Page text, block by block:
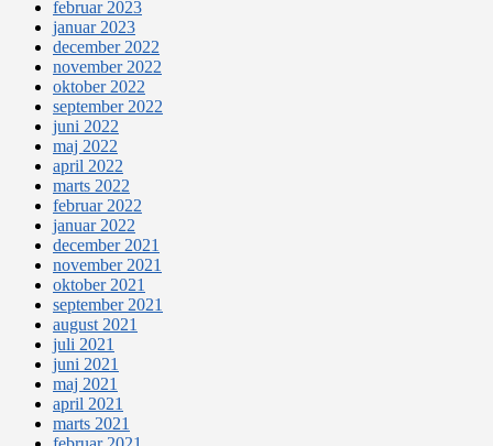
februar 2023
januar 2023
december 2022
november 2022
oktober 2022
september 2022
juni 2022
maj 2022
april 2022
marts 2022
februar 2022
januar 2022
december 2021
november 2021
oktober 2021
september 2021
august 2021
juli 2021
juni 2021
maj 2021
april 2021
marts 2021